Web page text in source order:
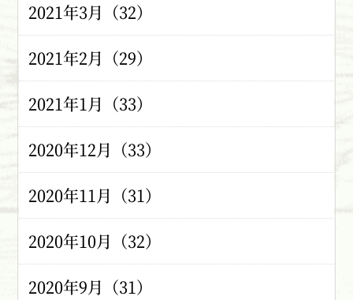
2021年3月（32）
2021年2月（29）
2021年1月（33）
2020年12月（33）
2020年11月（31）
2020年10月（32）
2020年9月（31）